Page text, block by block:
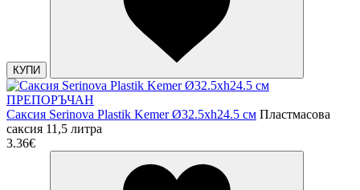
КУПИ
ПРЕПОРЪЧАН
Саксия Serinova Plastik Kemer Ø32.5xh24.5 см Пластмасова
саксия 11,5 литра
3.36€